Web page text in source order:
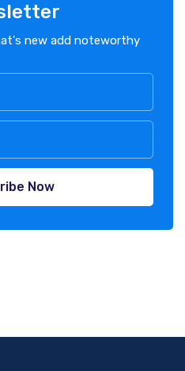
new add noteworthy
Now